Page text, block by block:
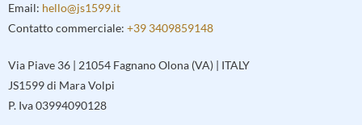
Email: hello@js1599.it
Contatto commerciale: +39 3409859148
Via Piave 36 | 21054 Fagnano Olona (VA) | ITALY
JS1599 di Mara Volpi
P. Iva 03994090128